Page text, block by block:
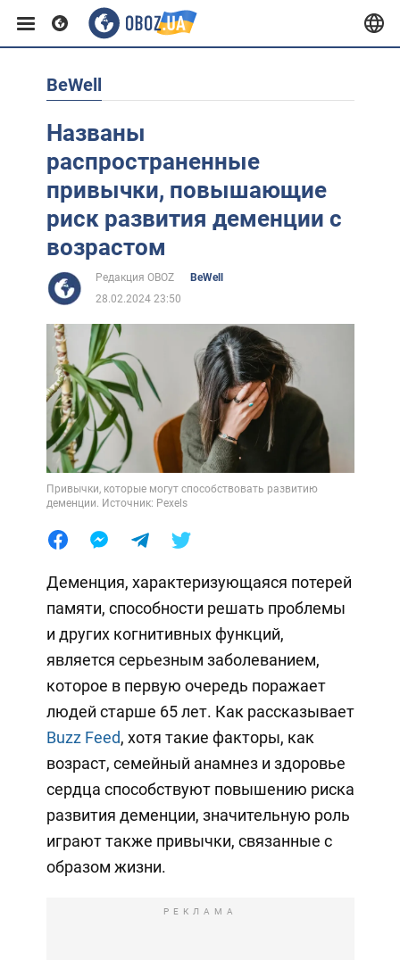
Европа
США
Азия
Африка
Жизнь
Лайфхаки
BeWell
Названы
распространенные
привычки, повышающие
риск развития деменции с
возрастом
Редакция OBOZ
BeWell
28.02.2024 23:50
Привычки, которые могут способствовать развитию
деменции. Источник: Pexels
Деменция, характеризующаяся потерей
памяти, способности решать проблемы
и других когнитивных функций,
является серьезным заболеванием,
которое в первую очередь поражает
людей старше 65 лет. Как рассказывает
Buzz Feed, хотя такие факторы, как
возраст, семейный анамнез и здоровье
сердца способствуют повышению риска
развития деменции, значительную роль
играют также привычки, связанные с
образом жизни.
РЕКЛАМА